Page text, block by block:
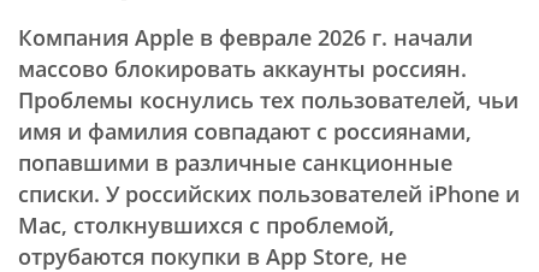
Компания Apple в феврале 2026 г. начали
массово блокировать аккаунты россиян.
Проблемы коснулись тех пользователей, чьи
имя и фамилия совпадают с россиянами,
попавшими в различные санкционные
списки. У российских пользователей iPhone и
Mac, столкнувшихся с проблемой,
отрубаются покупки в App Store, не